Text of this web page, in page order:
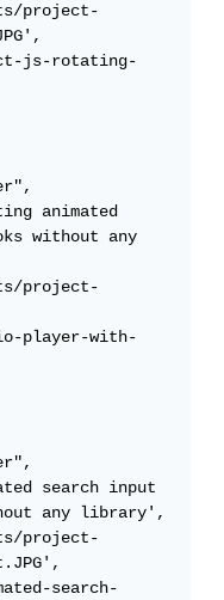
without any
any library',